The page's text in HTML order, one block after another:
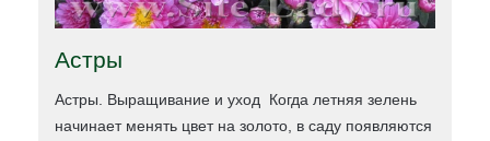
Астры
Астры. Выращивание и уход Когда летняя зелень
начинает менять цвет на золото, в саду появляются